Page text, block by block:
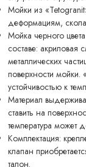
Мойки из
деформациям,
Мойка черного
составе: акриловая
металлических
поверхности мойки.
устойчивостью к
Материал
ставить на
температура может
Комплектация:
клапан
талон.